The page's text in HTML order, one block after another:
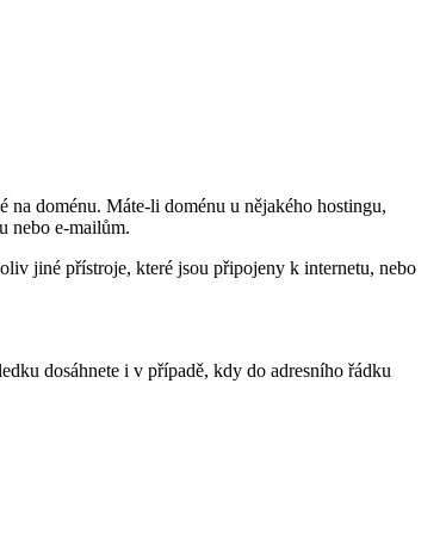
na doménu. Máte-li doménu u nějakého hostingu,
nebo e-mailům.
jiné přístroje, které jsou připojeny k internetu, nebo
dosáhnete i v případě, kdy do adresního řádku